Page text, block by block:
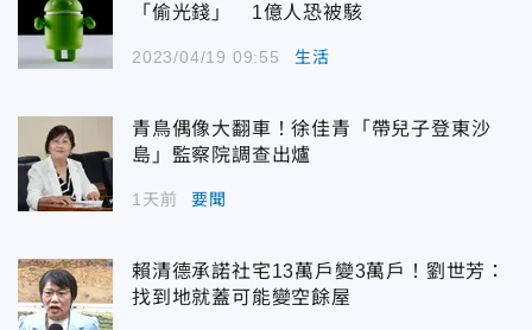
「偷光錢」 1億人恐被駭
2023/04/19 09:55 生活
青鳥偶像大翻車！徐佳青「帶兒子登東沙
島」監察院調查出爐
1天前 要聞
賴清德承諾社宅13萬戶變3萬戶！劉世芳：
找到地就蓋可能變空餘屋